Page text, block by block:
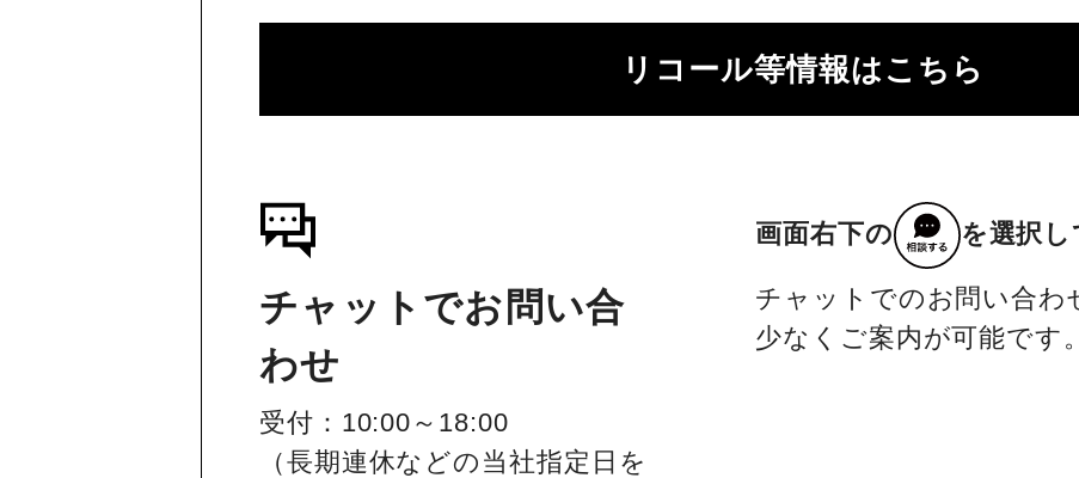
リコール等情報はこちら
チャットでお問い合
わせ
受付：10:00～18:00
（長期連休などの当社指定日を
画面右下の を選択し
チャットでのお問い合わ
少なくご案内が可能です。